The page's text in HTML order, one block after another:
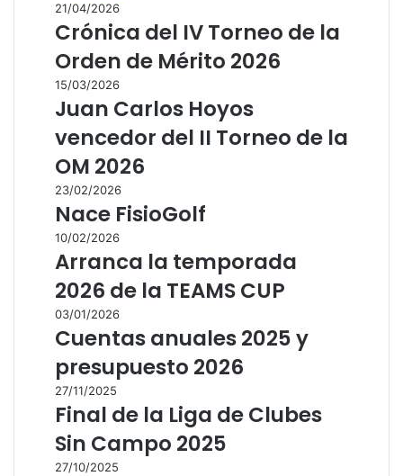
21/04/2026
Crónica del IV Torneo de la
Orden de Mérito 2026
15/03/2026
Juan Carlos Hoyos
vencedor del II Torneo de la
OM 2026
23/02/2026
Nace FisioGolf
10/02/2026
Arranca la temporada
2026 de la TEAMS CUP
03/01/2026
Cuentas anuales 2025 y
presupuesto 2026
27/11/2025
Final de la Liga de Clubes
Sin Campo 2025
27/10/2025